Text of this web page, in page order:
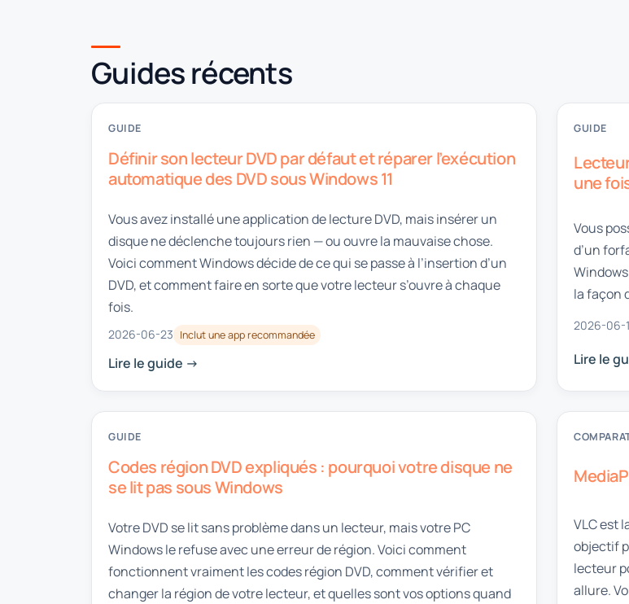
Guides récents
GUIDE
Définir son lecteur DVD par défaut et réparer l’exécution
automatique des DVD sous Windows 11
Vous avez installé une application de lecture DVD, mais insérer un
disque ne déclenche toujours rien — ou ouvre la mauvaise chose.
Voici comment Windows décide de ce qui se passe à l’insertion d’un
DVD, et comment faire en sorte que votre lecteur s’ouvre à chaque
fois.
2026-06-23 Inclut une app recommandée
Lire le guide ->
GUIDE
une
Vous
d’un
la façon
2026-06-
Lire le
GUIDE
Codes région DVD expliqués : pourquoi votre disque ne
se lit pas sous Windows
Votre DVD se lit sans problème dans un lecteur, mais votre PC
Windows le refuse avec une erreur de région. Voici comment
fonctionnent vraiment les codes région DVD, comment vérifier et
changer la région de votre lecteur, et quelles sont vos options quand
VLC est
objectif
lecteur
allure.